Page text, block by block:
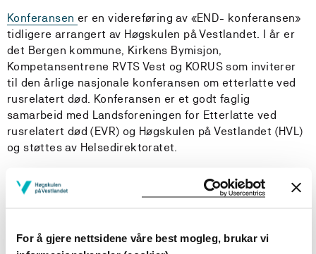
For å gjere nettsidene våre best mogleg, brukar vi
Konferansen er en videreføring av «END- konferansen»
tidligere arrangert av Høgskulen på Vestlandet. I år er
det Bergen kommune, Kirkens Bymisjon,
Kompetansentrene RVTS Vest og KORUS som inviterer
til den årlige nasjonale konferansen om etterlatte ved
rusrelatert død. Konferansen er et godt faglig
samarbeid med Landsforeningen for Etterlatte ved
rusrelatert død (EVR) og Høgskulen på Vestlandet (HVL)
og støttes av Helsedirektoratet.
På konferansen vil etterlatte og fageksperter løfte frem
tema som hjelpetiltak knyttet til det å miste noen i
som kan være hjelpsom for etterlatte som har mistet